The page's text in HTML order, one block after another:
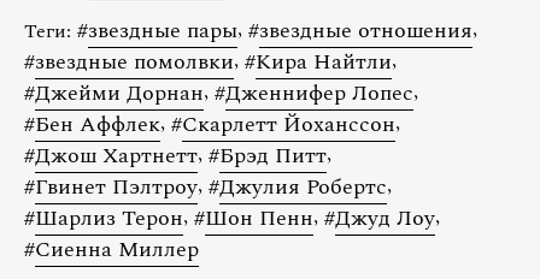
Теги: #звездные пары, #звездные отношения,
#звездные помолвки, #Кира Найтли,
#Джейми Дорнан, #Дженнифер Лопес,
#Бен Аффлек, #Скарлетт Йохансcон,
#Джош Хартнетт, #Брэд Питт,
#Гвинет Пэлтроу, #Джулия Робертс,
#Шарлиз Терон, #Шон Пенн, #Джуд Лоу,
#Сиенна Миллер